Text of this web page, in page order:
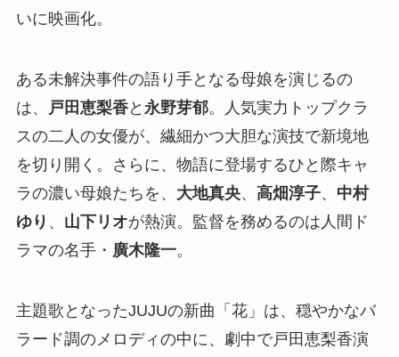
いに映画化。
ある未解決事件の語り手となる母娘を演じるの
は、
戸田恵梨香と 永野芽郁。人気実力トップクラ
スの二人の女優が、繊細かつ大胆な演技で新境地
を切り開く。さらに、物語に登場するひと際キャ
ラの濃い母娘たちを、 大地真央、 高畑淳子、 中村
ゆり 、 山下リオが熱演。監督を務めるのは人間ド
ラマの名手・ 廣木隆一。
主題歌となったJUJUの新曲「花」は、穏やかなバ
ラード調のメロディの中に、劇中で戸田恵梨香演